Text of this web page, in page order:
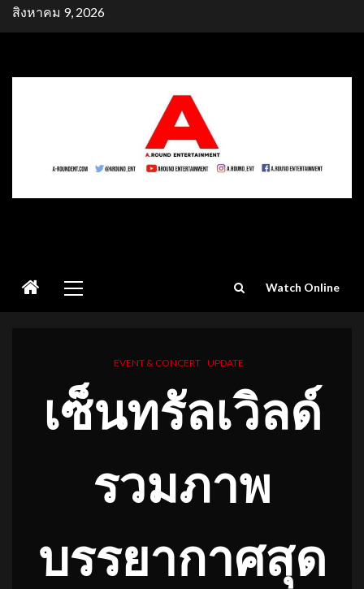
Skipสิงหาคม 9, 2026
Menu
Watch Online
EVENT & CONCERT UPDATE
เซ็นทรัลเวิลด์
รวมภาพ
บรรยากาศสุด